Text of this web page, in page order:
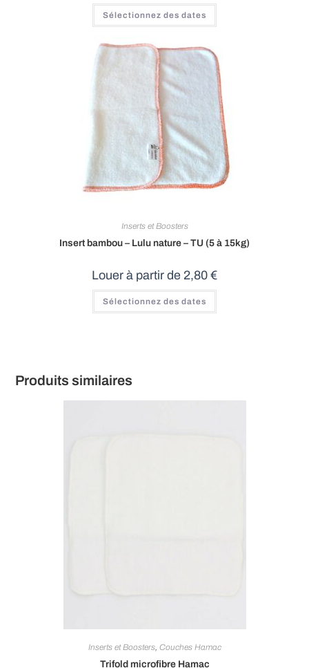
Sélectionnez des dates
Inserts et Boosters
Insert bambou – Lulu nature – TU (5 à 15kg)
Louer à partir de 2,80 €
Sélectionnez des dates
Produits similaires
Inserts et Boosters, Couches Hamac
Trifold microfibre Hamac